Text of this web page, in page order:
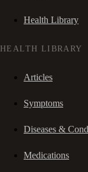
Health Library
HEALTH LIBRARY
Articles
Symptoms
Diseases &
Medications